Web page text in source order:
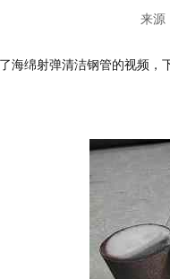
来源
海绵射弹清洁钢管的视频，